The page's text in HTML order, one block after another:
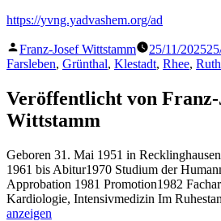
https://yvng.yadvashem.org/ad
Veröffentlicht
von
Franz-Josef Wittstamm 25/11/2025
Farsleben, Grünthal, Klestadt, Rhee, Ruth
Veröffentlicht von Franz-
Wittstamm
Geboren 31. Mai 1951 in
1961 bis Abitur1970 Studium der
Approbation 1981 Promotion1982
Kardiologie, Intensivmedizin Im
anzeigen